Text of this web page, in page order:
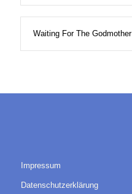
Waiting For The Godmother
Impressum
Datenschutzerklärung